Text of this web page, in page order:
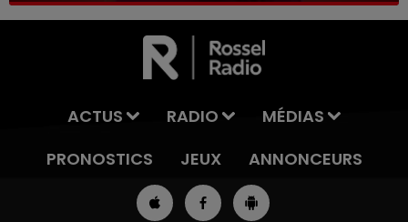
ACTUS RADIO
MÉDIAS
PRONOSTICS
JEUX ANNONCEURS